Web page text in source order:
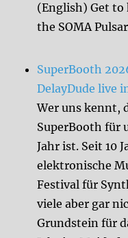
(English) Get to
the SOMA
SuperBooth
DelayDude live
Wer uns kennt,
SuperBooth für
Jahr ist. Seit 10
elektronische
Festival für
viele aber gar
Grundstein für